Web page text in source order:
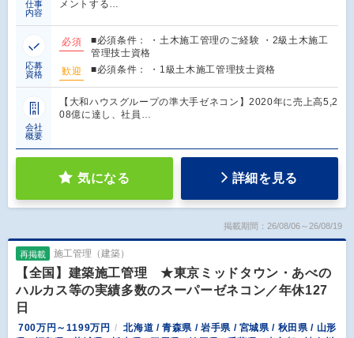
仕事
内容
メントする…
応募
資格
必須
■必須条件： ・土木施工管理のご経験 ・2級土木施工
管理技士資格
歓迎
■必須条件： ・1級土木施工管理技士資格
会社
概要
【大和ハウスグループの準大手ゼネコン】2020年に売上高5,2
08億に達し、社員…
気になる 詳細を見る
掲載期間：26/08/06～26/08/19
再掲載 施工管理（建築）
【全国】建築施工管理 ★東京ミッドタウン・あべの
ハルカス等の実績多数のスーパーゼネコン／年休127
日
700万円～1199万円
北海道 / 青森県 / 岩手県 / 宮城県 / 秋田県 / 山形